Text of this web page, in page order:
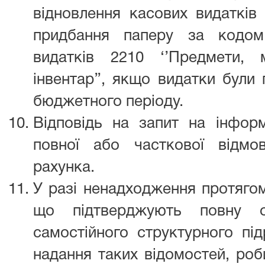
відновлення касових
придбання паперу за кодом
видатків 2210 ‘’Предмети,
інвентар’’, якщо видатки
бюджетного періоду.
Відповідь на запит на
повної або часткової
рахунка.
У разі ненадходження
що підтверджують повну
самостійного структурного
надання таких відомостей,